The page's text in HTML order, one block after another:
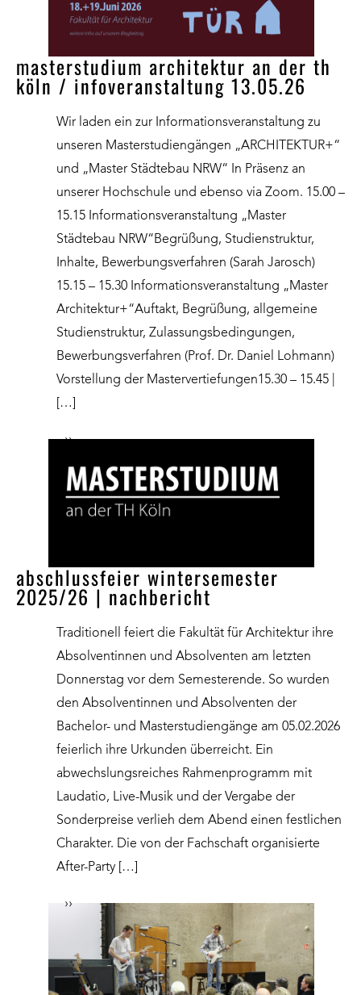
masterstudium architektur an der th
köln / infoveranstaltung 13.05.26
Wir laden ein zur Informationsveranstaltung zu
unseren Masterstudiengängen „ARCHITEKTUR+“
und „Master Städtebau NRW“ In Präsenz an
unserer Hochschule und ebenso via Zoom. 15.00 –
15.15 Informationsveranstaltung „Master
Städtebau NRW“Begrüßung, Studienstruktur,
Inhalte, Bewerbungsverfahren (Sarah Jarosch)
15.15 – 15.30 Informationsveranstaltung „Master
Architektur+“Auftakt, Begrüßung, allgemeine
Studienstruktur, Zulassungsbedingungen,
Bewerbungsverfahren (Prof. Dr. Daniel Lohmann)
Vorstellung der Mastervertiefungen15.30 – 15.45 |
[…]
››
abschlussfeier wintersemester
2025/26 | nachbericht
Traditionell feiert die Fakultät für Architektur ihre
Absolventinnen und Absolventen am letzten
Donnerstag vor dem Semesterende. So wurden
den Absolventinnen und Absolventen der
Bachelor- und Masterstudiengänge am 05.02.2026
feierlich ihre Urkunden überreicht. Ein
abwechslungsreiches Rahmenprogramm mit
Laudatio, Live-Musik und der Vergabe der
Sonderpreise verlieh dem Abend einen festlichen
Charakter. Die von der Fachschaft organisierte
After-Party […]
››